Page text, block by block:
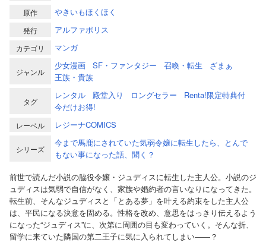
原作 やきいもほくほく
発行 アルファポリス
カテゴリ マンガ
ジャンル
少女漫画 SF・ファンタジー 召喚・転生
ざまぁ
王族・貴族
タグ
レンタル 殿堂入り ロングセラー
Renta!限定特典付
今だけお得!
レーベル レジーナCOMICS
シリーズ
今まで馬鹿にされていた気弱令嬢に転生したら、とんで
もない事になった話、聞く？
前世で読んだ小説の脇役令嬢・ジュディスに転生した主人公。小説のジ
ュディスは気弱で自信がなく、家族や婚約者の言いなりになってきた。
転生前、そんなジュディスと「とある夢」を叶える約束をした主人公
は、平民になる決意を固める。性格を改め、意思をはっきり伝えるよう
になった“ジュディス”に、次第に周囲の目も変わっていく。そんな折、
留学に来ていた隣国の第二王子に気に入られてしまい――？